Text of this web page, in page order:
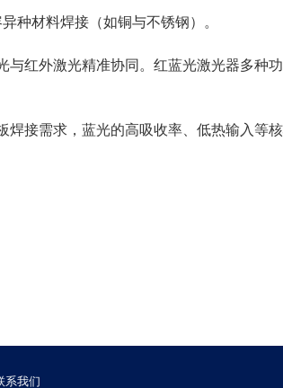
种材料焊接（如铜与不锈钢）。
红外激光精准协同。红蓝光激光器多种
接需求，蓝光的高吸收率、低热输入等
系我们